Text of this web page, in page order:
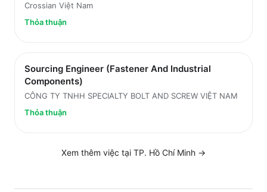
Crossian Việt Nam
Thỏa thuận
Sourcing Engineer (Fastener And Industrial
Components)
CÔNG TY TNHH SPECIALTY BOLT AND SCREW VIỆT NAM
Thỏa thuận
Xem thêm việc tại TP. Hồ Chí Minh →